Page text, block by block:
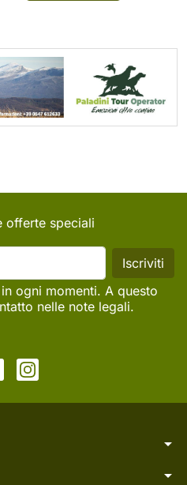
offerte speciali
ogni momenti. A questo
nelle note legali.
arrow_drop_down
arrow_drop_down